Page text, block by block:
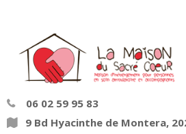
06 02 59 95 83
9 Bd Hyacinthe de Montera,